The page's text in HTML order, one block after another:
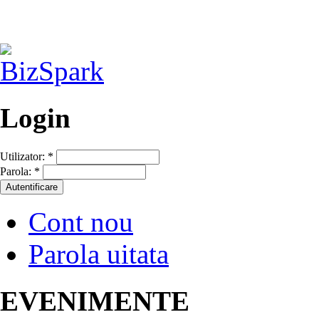
Login
Utilizator: *
Parola: *
Cont nou
Parola uitata
EVENIMENTE